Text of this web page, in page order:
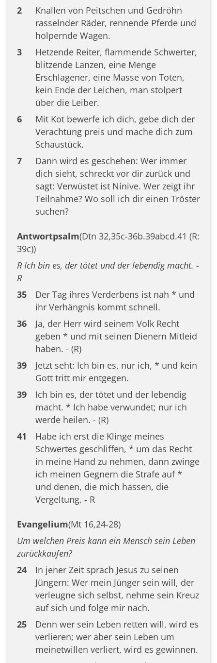
2
Knallen von Peitschen und Gedröhn
rasselnder Räder, rennende Pferde und
holpernde Wagen.
3
Hetzende Reiter, flammende Schwerter,
blitzende Lanzen, eine Menge
Erschlagener, eine Masse von Toten,
kein Ende der Leichen, man stolpert
über die Leiber.
6
Mit Kot bewerfe ich dich, gebe dich der
Verachtung preis und mache dich zum
Schaustück.
7
Dann wird es geschehen: Wer immer
dich sieht, schreckt vor dir zurück und
sagt: Verwüstet ist Nínive. Wer zeigt ihr
Teilnahme? Wo soll ich dir einen Tröster
suchen?
Antwortpsalm(Dtn 32,35c-36b.39abcd.41 (R:
39c))
R Ich bin es, der tötet und der lebendig macht. -
R
35
Der Tag ihres Verderbens ist nah * und
ihr Verhängnis kommt schnell.
36
Ja, der Herr wird seinem Volk Recht
geben * und mit seinen Dienern Mitleid
haben. - (R)
39
Jetzt seht: Ich bin es, nur ich, * und kein
Gott tritt mir entgegen.
39
Ich bin es, der tötet und der lebendig
macht. * Ich habe verwundet; nur ich
werde heilen. - (R)
41
Habe ich erst die Klinge meines
Schwertes geschliffen, * um das Recht
in meine Hand zu nehmen, dann zwinge
ich meinen Gegnern die Strafe auf *
und denen, die mich hassen, die
Vergeltung. - R
Evangelium(Mt 16,24-28)
Um welchen Preis kann ein Mensch sein Leben
zurückkaufen?
24
In jener Zeit sprach Jesus zu seinen
Jüngern: Wer mein Jünger sein will, der
verleugne sich selbst, nehme sein Kreuz
auf sich und folge mir nach.
25
Denn wer sein Leben retten will, wird es
verlieren; wer aber sein Leben um
meinetwillen verliert, wird es gewinnen.